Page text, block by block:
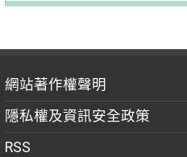
網站著作權聲明
隱私權及資訊安全政策
RSS